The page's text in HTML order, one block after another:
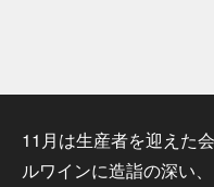
11月は生産者を迎えた
ルワインに造詣の深い